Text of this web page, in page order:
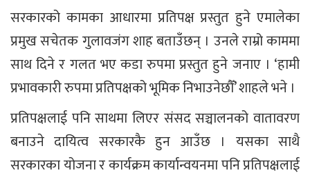
सरकारको कामका आधारमा प्रतिपक्ष प्रस्तुत हुने एमालेका
प्रमुख सचेतक गुलावजंग शाह बताउँछन् । उनले राम्रो काममा
साथ दिने र गलत भए कडा रुपमा प्रस्तुत हुने जनाए । ‘हामी
प्रभावकारी रुपमा प्रतिपक्षको भूमिक निभाउनेछौँ’ शाहले भने ।
प्रतिपक्षलाई पनि साथमा लिएर संसद सञ्चालनको वातावरण
बनाउने दायित्व सरकारकै हुन आउँछ । यसका साथै
सरकारका योजना र कार्यक्रम कार्यान्वयनमा पनि प्रतिपक्षलाई